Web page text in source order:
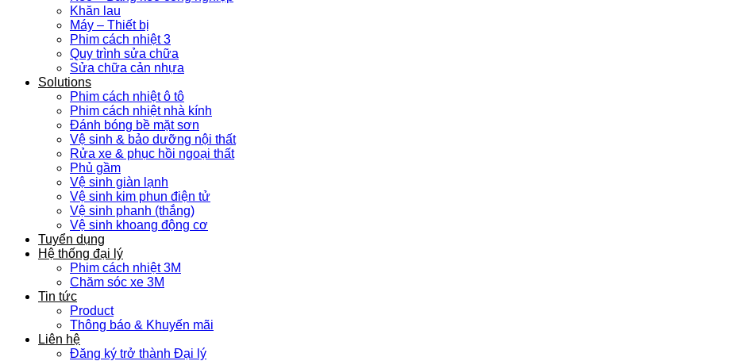
Khăn lau
Máy – Thiết bị
Phim cách nhiệt 3
Quy trình sửa chữa
Sửa chữa cản nhựa
Solutions
Phim cách nhiệt ô tô
Phim cách nhiệt nhà kính
Đánh bóng bề mặt sơn
Vệ sinh & bảo dưỡng nội thất
Rửa xe & phục hồi ngoại thất
Phủ gầm
Vệ sinh giàn lạnh
Vệ sinh kim phun điện tử
Vệ sinh phanh (thắng)
Vệ sinh khoang động cơ
Tuyển dụng
Hệ thống đại lý
Phim cách nhiệt 3M
Chăm sóc xe 3M
Tin tức
Product
Thông báo & Khuyến mãi
Liên hệ
Đăng ký trở thành Đại lý